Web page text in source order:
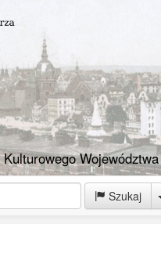
Szukaj